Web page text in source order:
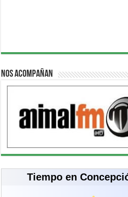
Nos acompañan
Tiempo en